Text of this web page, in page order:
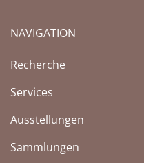
NAVIGATION
Recherche
Services
Ausstellungen
Sammlungen